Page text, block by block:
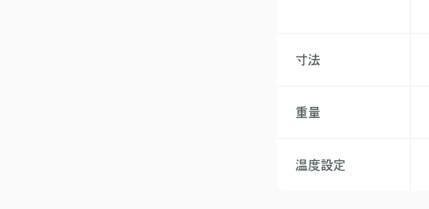
寸法
重量
温度設定